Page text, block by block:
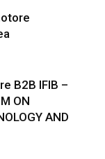
B2B IFIB –
ON
AND